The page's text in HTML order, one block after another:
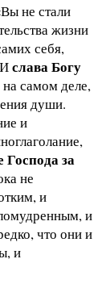
не стали
жизни
себя,
слава Богу
на самом деле,
души.
и
Господа за
не
и
и
что они и
и